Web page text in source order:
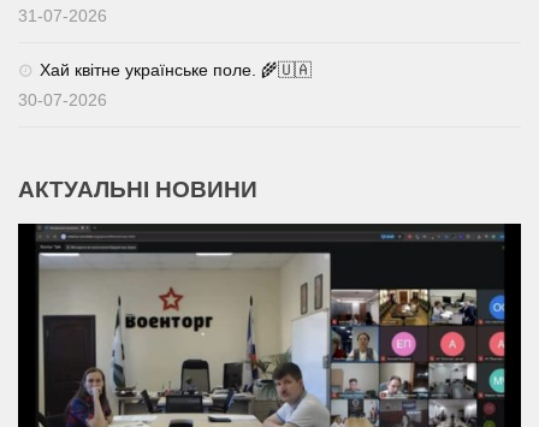
31-07-2026
Хай квітне українське поле. 🌾🇺🇦
30-07-2026
АКТУАЛЬНІ НОВИНИ